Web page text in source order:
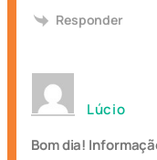
Responder
Lúcio
Bom dia!